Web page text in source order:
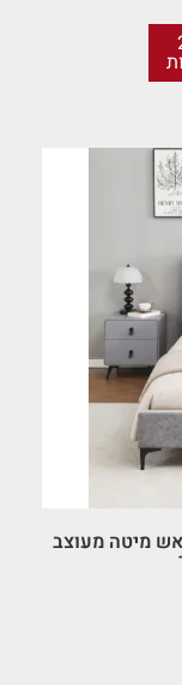
בד עם ראש מיטה מעוצב